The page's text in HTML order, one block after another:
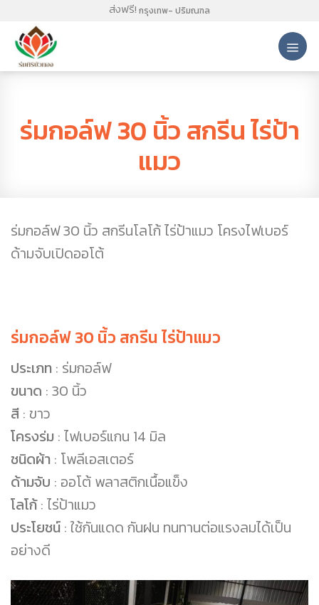
content
ส่งฟรี! กรุงเทพ- ปริมณฑล
ร่มกอล์ฟ 30 นิ้ว สกรีน ไร่ป้า
แมว
ร่มกอล์ฟ 30 นิ้ว สกรีนโลโก้ ไร่ป้าแมว โครงไฟเบอร์
ด้ามจับเปิดออโต้
ร่มกอล์ฟ 30 นิ้ว สกรีน ไร่ป้าแมว
ประเภท : ร่มกอล์ฟ
ขนาด : 30 นิ้ว
สี : ขาว
โครงร่ม : ไฟเบอร์แกน 14 มิล
ชนิดผ้า : โพลีเอสเตอร์
ด้ามจับ : ออโต้ พลาสติกเนื้อแข็ง
โลโก้: ไร่ป้าแมว
ประโยชน์ : ใช้กันแดด กันฝน ทนทานต่อแรงลมได้เป็น
อย่างดี